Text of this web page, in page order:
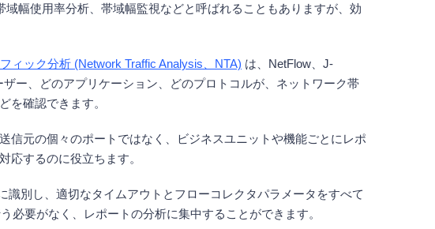
幅使用率分析、帯域幅監視などと呼ばれることもありますが、効
ィック分析 (Network Traffic Analysis、NTA) は、NetFlow、J-
ー、どのアプリケーション、どのプロトコルが、ネットワーク帯
を確認できます。
元の個々のポートではなく、ビジネスユニットや機能ごとにレポ
応するのに役立ちます。
識別し、適切なタイムアウトとフローコレクタパラメータをすべて
要がなく、レポートの分析に集中することができます。